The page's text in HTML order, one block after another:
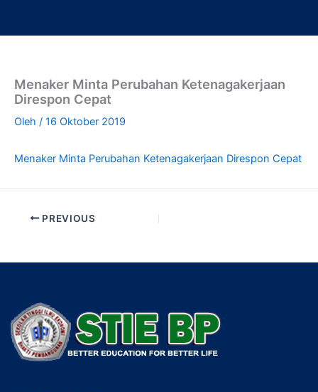
Menaker Minta Perubahan Ketenagakerjaan
Direspon Cepat
Oleh / 16 Oktober 2019
Menaker Minta Perubahan Ketenagakerjaan Direspon Cepat
PREVIOUS